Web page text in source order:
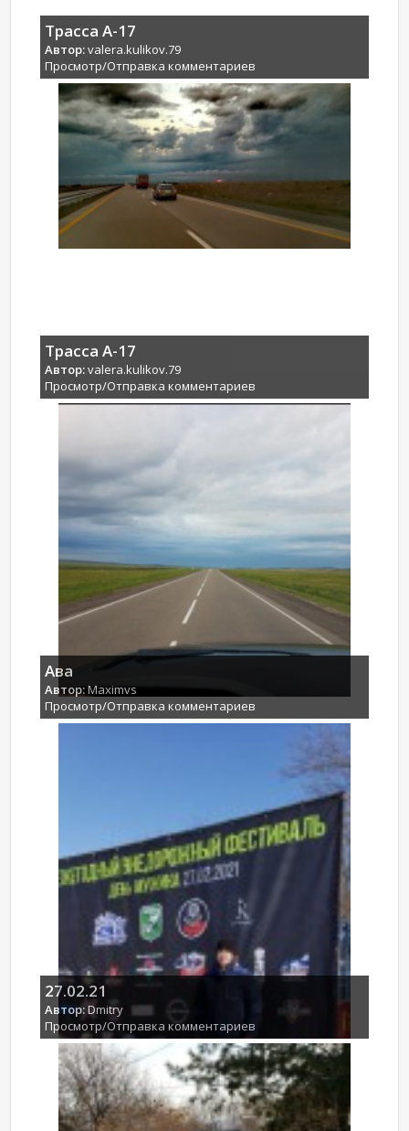
Трасса А-17
Автор:valera.kulikov.79
Просмотр/Отправка комментариев
Трасса А-17
Автор:valera.kulikov.79
Просмотр/Отправка комментариев
Ава
Автор: Maximvs
Просмотр/Отправка комментариев
27.02.21
Автор:Dmitry
Просмотр/Отправка комментариев